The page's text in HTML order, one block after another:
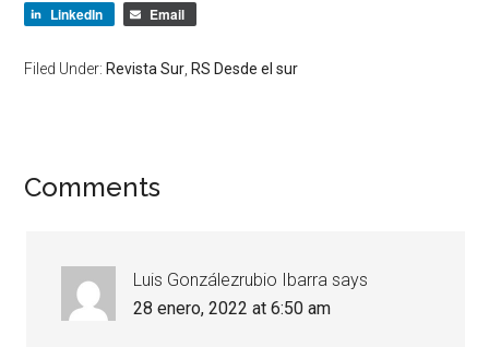
LinkedIn
Email
Filed Under:Revista Sur ,RS Desde el sur
Comments
Luis Gonzálezrubio Ibarra says
28 enero, 2022 at 6:50 am